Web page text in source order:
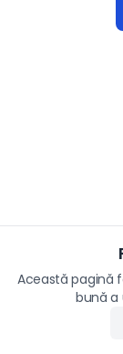
Această pagină
bună a